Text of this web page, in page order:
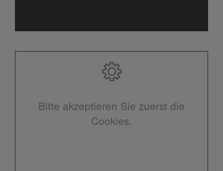
Bitte akzeptieren Sie zuerst die
Cookies.